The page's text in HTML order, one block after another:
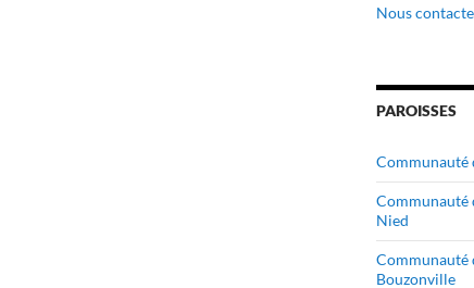
Nous
PAROISSES
Communauté
Communauté
Nied
Communauté
Bouzonville